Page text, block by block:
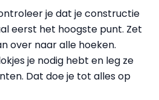
je dat je constructie
eerst het hoogste punt. Zet
over naar alle hoeken.
je nodig hebt en leg ze
Dat doe je tot alles op